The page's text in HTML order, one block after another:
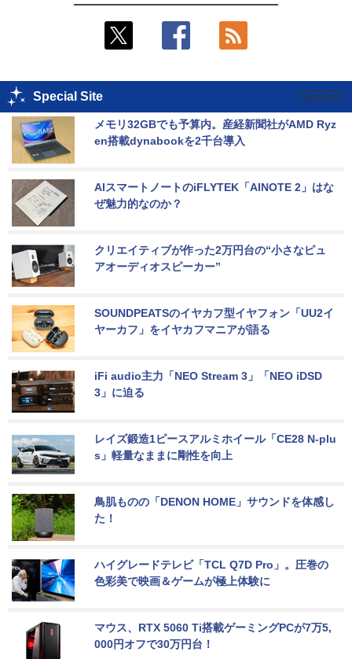
Special Site
メモリ32GBでも予算内。産経新聞社がAMD Ryz
en搭載dynabookを2千台導入
AIスマートノートのiFLYTEK「AINOTE 2」はな
ぜ魅力的なのか？
クリエイティブが作った2万円台の“小さなピュ
アオーディオスピーカー”
SOUNDPEATSのイヤカフ型イヤフォン「UU2イ
ヤーカフ」をイヤカフマニアが語る
iFi audio主力「NEO Stream 3」「NEO iDSD
3」に迫る
レイズ鍛造1ピースアルミホイール「CE28 N-plu
s」軽量なままに剛性を向上
鳥肌ものの「DENON HOME」サウンドを体感し
た！
ハイグレードテレビ「TCL Q7D Pro」。圧巻の
色彩美で映画＆ゲームが極上体験に
マウス、RTX 5060 Ti搭載ゲーミングPCが7万5,
000円オフで30万円台！